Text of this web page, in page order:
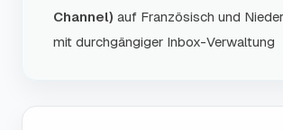
Channel) auf Französisch und
mit durchgängiger Inbox-Verwaltung